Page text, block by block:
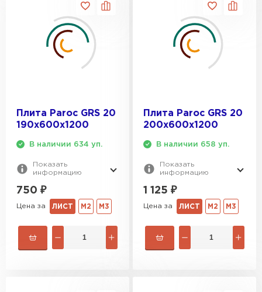
Плита Paroc GRS 20
190х600х1200
В наличии 634 уп.
Показать
информацию
750 ₽
Цена за ЛИСТ М2 М3
Плита Paroc GRS 20
200х600х1200
В наличии 658 уп.
Показать
информацию
1 125 ₽
Цена за ЛИСТ М2 М3